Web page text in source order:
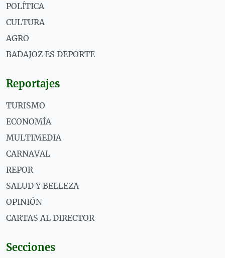
POLÍTICA
CULTURA
AGRO
BADAJOZ ES DEPORTE
Reportajes
TURISMO
ECONOMÍA
MULTIMEDIA
CARNAVAL
REPOR
SALUD Y BELLEZA
OPINIÓN
CARTAS AL DIRECTOR
Secciones